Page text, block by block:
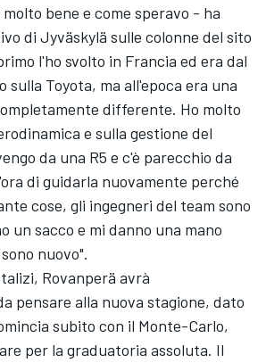
bene e come speravo - ha
di Jyväskylä sulle colonne del sito
l'ho svolto in Francia ed era dal
sulla Toyota, ma all'epoca era una
differente. Ho molto
e sulla gestione del
da una R5 e c'è parecchio da
di guidarla nuovamente perché
cose, gli ingegneri del team sono
un sacco e mi danno una mano
nuovo".
Rovanperä avrà
pensare alla nuova stagione, dato
subito con il Monte-Carlo,
per la graduatoria assoluta. Il